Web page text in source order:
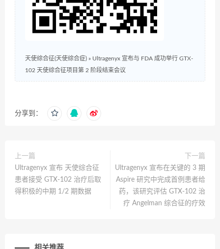
天使综合征(天使综合症) » Ultragenyx 宣布与 FDA 成功举行 GTX-
102 天使综合征项目第 2 阶段结束会议
分享到：
上一篇
Ultragenyx 宣布 天使综合征
患者接受 GTX-102 治疗后取
得积极的中期 1/2 期数据
下一篇
Ultragenyx 宣布在关键的 3 期
Aspire 研究中完成首例患者给
药，该研究评估 GTX-102 治
疗 Angelman 综合征的疗效